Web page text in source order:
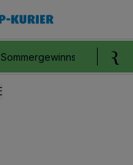
Sommergewinnspiel